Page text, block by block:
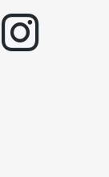
instagram